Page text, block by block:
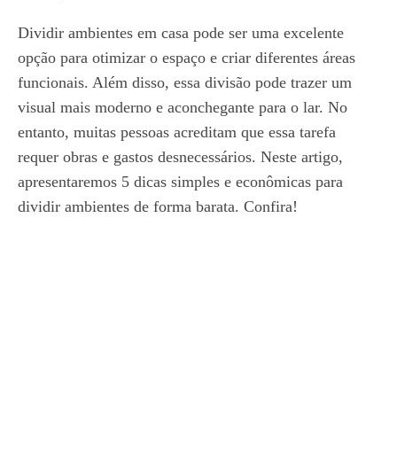
Dividir ambientes em casa pode ser uma excelente
opção para otimizar o espaço e criar diferentes áreas
funcionais. Além disso, essa divisão pode trazer um
visual mais moderno e aconchegante para o lar. No
entanto, muitas pessoas acreditam que essa tarefa
requer obras e gastos desnecessários. Neste artigo,
apresentaremos 5 dicas simples e econômicas para
dividir ambientes de forma barata. Confira!